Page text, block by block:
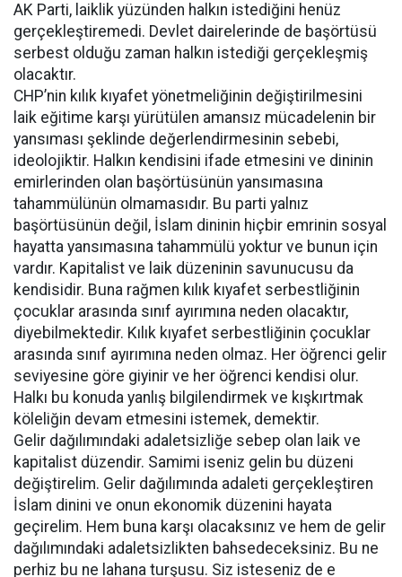
AK Parti, laiklik yüzünden halkın istediğini henüz
gerçekleştiremedi. Devlet dairelerinde de başörtüsü
serbest olduğu zaman halkın istediği gerçekleşmiş
olacaktır.
CHP’nin kılık kıyafet yönetmeliğinin değiştirilmesini
laik eğitime karşı yürütülen amansız mücadelenin bir
yansıması şeklinde değerlendirmesinin sebebi,
ideolojiktir. Halkın kendisini ifade etmesini ve dininin
emirlerinden olan başörtüsünün yansımasına
tahammülünün olmamasıdır. Bu parti yalnız
başörtüsünün değil, İslam dininin hiçbir emrinin sosyal
hayatta yansımasına tahammülü yoktur ve bunun için
vardır. Kapitalist ve laik düzeninin savunucusu da
kendisidir. Buna rağmen kılık kıyafet serbestliğinin
çocuklar arasında sınıf ayırımına neden olacaktır,
diyebilmektedir. Kılık kıyafet serbestliğinin çocuklar
arasında sınıf ayırımına neden olmaz. Her öğrenci gelir
seviyesine göre giyinir ve her öğrenci kendisi olur.
Halkı bu konuda yanlış bilgilendirmek ve kışkırtmak
köleliğin devam etmesini istemek, demektir.
Gelir dağılımındaki adaletsizliğe sebep olan laik ve
kapitalist düzendir. Samimi iseniz gelin bu düzeni
değiştirelim. Gelir dağılımında adaleti gerçekleştiren
İslam dinini ve onun ekonomik düzenini hayata
geçirelim. Hem buna karşı olacaksınız ve hem de gelir
dağılımındaki adaletsizlikten bahsedeceksiniz. Bu ne
perhiz bu ne lahana turşusu. Siz isteseniz de e